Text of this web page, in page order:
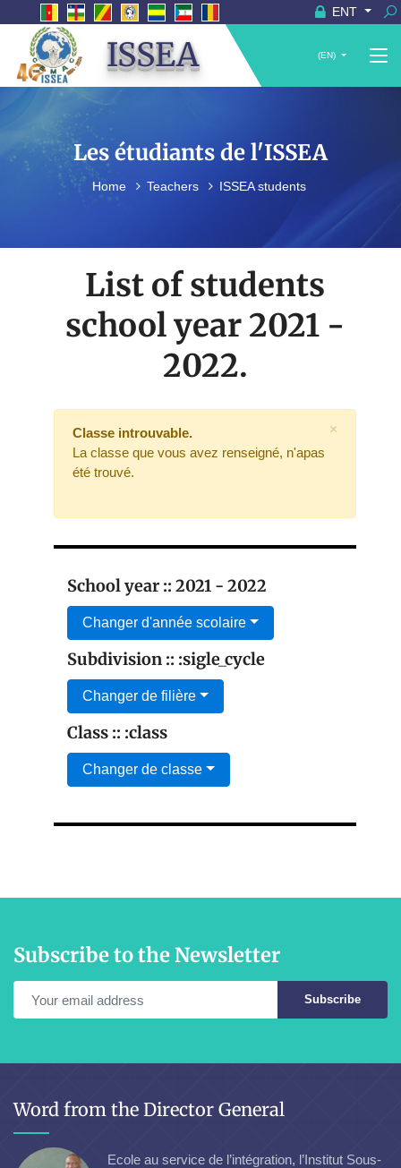
ENT
ISSEA (EN)
Les étudiants de l'ISSEA
Home Teachers ISSEA students
List of students
school year 2021 -
2022.
Classe introuvable.
La classe que vous avez renseigné, n'apas
été trouvé.
×
School year :: 2021 - 2022
Changer d'année scolaire
Subdivision :: :sigle_cycle
Changer de filière
Class :: :class
Changer de classe
Subscribe to the Newsletter
Subscribe
Word from the Director General
Ecole au service de l’intégration, l’Institut Sous-